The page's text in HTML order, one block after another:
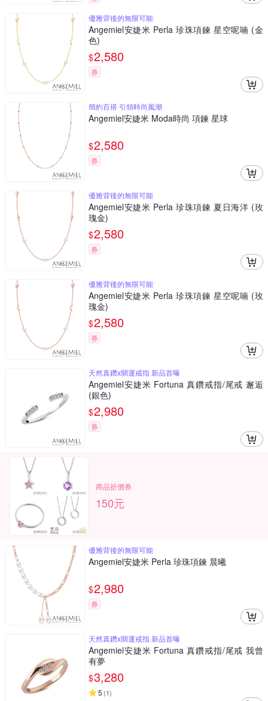
優雅背後的無限可能
Angemiel安婕米 Perla 珍珠項鍊 星空呢喃 (金
色)
$2,580
券
簡約百搭 引領時尚風潮
Angemiel安婕米 Moda時尚 項鍊 星球
$2,580
券
優雅背後的無限可能
Angemiel安婕米 Perla 珍珠項鍊 夏日海洋 (玫
瑰金)
$2,580
券
優雅背後的無限可能
Angemiel安婕米 Perla 珍珠項鍊 星空呢喃 (玫
瑰金)
$2,580
券
天然真鑽x開運戒指 新品首曝
Angemiel安婕米 Fortuna 真鑽戒指/尾戒 邂逅
(銀色)
$2,980
券
商品折價券
150元
優雅背後的無限可能
Angemiel安婕米 Perla 珍珠項鍊 晨曦
$2,980
券
天然真鑽x開運戒指 新品首曝
Angemiel安婕米 Fortuna 真鑽戒指/尾戒 我曾
有夢
$3,280
5 (1)